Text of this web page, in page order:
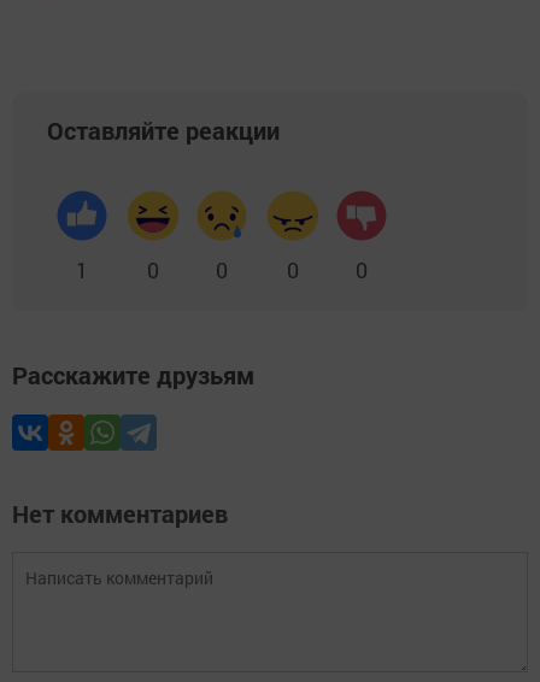
Оставляйте реакции
1 0 0 0 0
Расскажите друзьям
Нет комментариев